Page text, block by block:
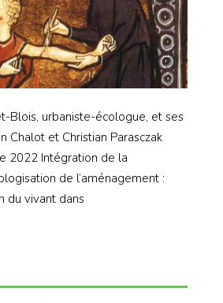
Blois, urbaniste-écologue, et ses
Chalot et Christian Parasczak
2022 Intégration de la
de l’aménagement :
du vivant dans